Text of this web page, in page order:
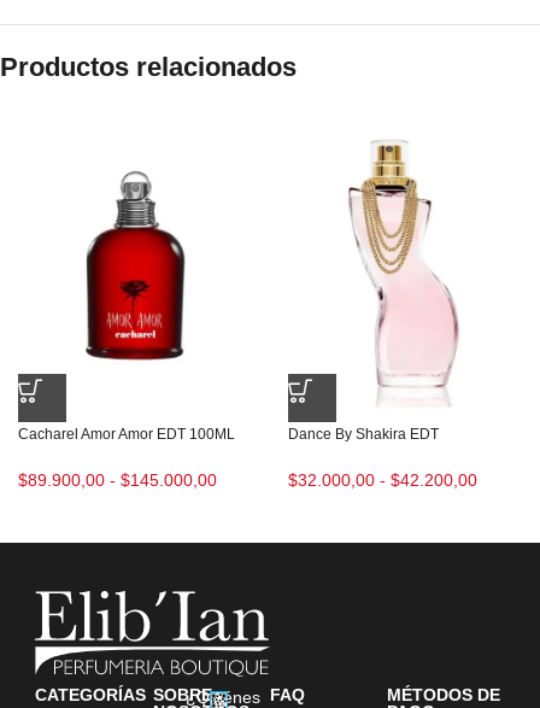
Productos relacionados
Cacharel Amor Amor EDT 100ML
$89.900,00 - $145.000,00
Dance By Shakira EDT
$32.000,00 - $42.200,00
CATEGORÍAS SOBRE¿Quiénes FAQ
MÉTODOS DE